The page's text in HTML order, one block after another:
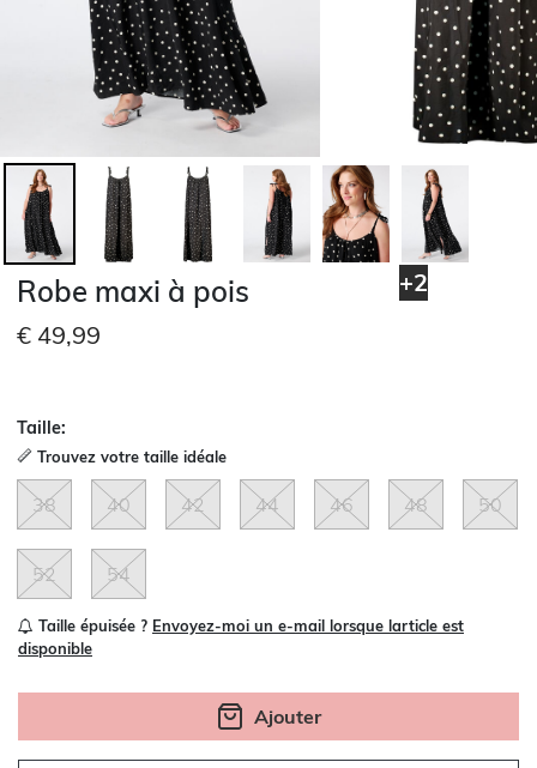
+2
Robe maxi à pois
€ 49,99
Taille:
Trouvez votre taille idéale
38 40 42 44 46 48 50
52 54
Taille épuisée ? Envoyez-moi un e-mail lorsque larticle est
disponible
Ajouter